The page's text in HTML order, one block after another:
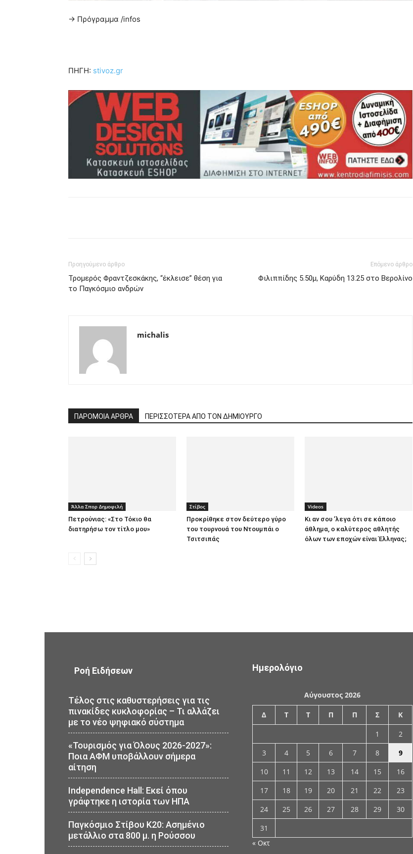
-> Πρόγραμμα /infos
ΠΗΓΗ: stivoz.gr
Προηγούμενο άρθρο
Τρομερός Φραντζεσκάκης, “έκλεισε” θέση για
το Παγκόσμιο ανδρών
Επόμενο άρθρο
Φιλιππίδης 5.50μ, Καρύδη 13.25 στο Βερολίνο
michalis
ΠΑΡΟΜΟΙΑ ΑΡΘΡΑ ΠΕΡΙΣΣΟΤΕΡΑ ΑΠΟ ΤΟΝ ΔΗΜΙΟΥΡΓΟ
Άλλα Σπορ Δημοφιλή
Πετρούνιας: «Στο Τόκιο θα
διατηρήσω τον τίτλο μου»
Στίβος
Προκρίθηκε στον δεύτερο γύρο
του τουρνουά του Ντουμπάι ο
Τσιτσιπάς
Videos
Κι αν σου ’λεγα ότι σε κάποιο
άθλημα, ο καλύτερος αθλητής
όλων των εποχών είναι Έλληνας;
Ροή Ειδήσεων
Τέλος στις καθυστερήσεις για τις
πινακίδες κυκλοφορίας – Τι αλλάζει
με το νέο ψηφιακό σύστημα
«Τουρισμός για Όλους 2026-2027»:
Ποια ΑΦΜ υποβάλλουν σήμερα
αίτηση
Independence Hall: Εκεί όπου
γράφτηκε η ιστορία των ΗΠΑ
Παγκόσμιο Στίβου Κ20: Ασημένιο
μετάλλιο στα 800 μ. η Ρούσσου
Ημερολόγιο
Αύγουστος 2026
Δ Τ Τ Π Π Σ Κ
1
2
3
4 5 6 7 8
9
10
11 12 13 14 15
16
17
18 19 20 21 22
23
24
25 26 27 28 29
30
31
« Οκτ